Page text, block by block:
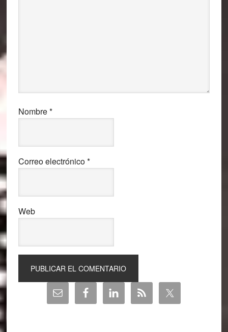
Nombre*
Correo electrónico*
Web
Barra
lateral